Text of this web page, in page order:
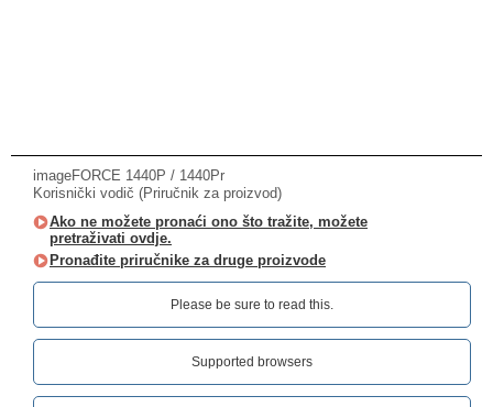
imageFORCE 1440P / 1440Pr
Korisnički vodič (Priručnik za proizvod)
Ako ne možete pronaći ono što tražite, možete
pretraživati ovdje.
Pronađite priručnike za druge proizvode
Please be sure to read this.‎
Supported browsers